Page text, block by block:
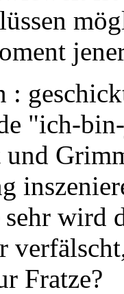
:
"ich-
und
wird
Fratze?